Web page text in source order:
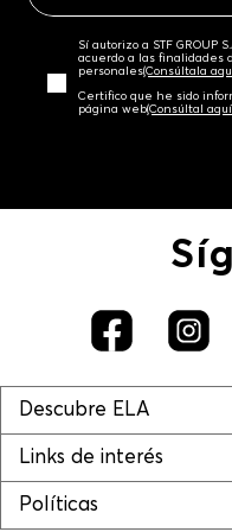
Sí autorizo a STF GROUP
acuerdo a las finalidades
personales‎(Consúltala
Certifico que he sido
página web‎(Consúltal
Descubre ELA
Links de interés
Políticas